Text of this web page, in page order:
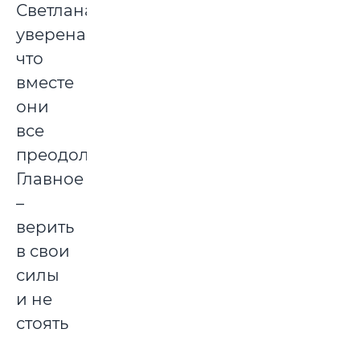
Светлана
уверена,
что
вместе
они
все
преодолеют.
Главное
–
верить
в свои
силы
и не
стоять